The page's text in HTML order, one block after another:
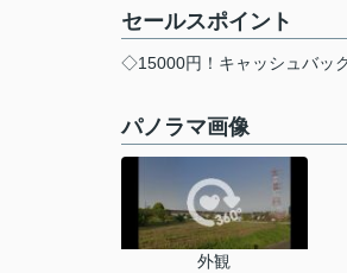
セールスポイント
◇15000円！キャッシュバッ
パノラマ画像
外観